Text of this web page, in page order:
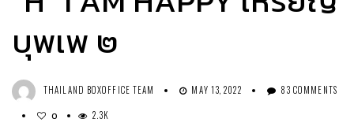
บุพเพ ๒
THAILAND BOXOFFICE TEAM MAY 13, 2022 83 COMMENTS
0 2.3K